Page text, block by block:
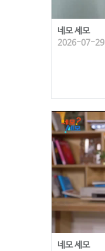
네모 세모
2026-07-29
네모 세모